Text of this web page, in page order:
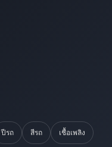
ปีรถ สีรถ เชื้อเพลิง